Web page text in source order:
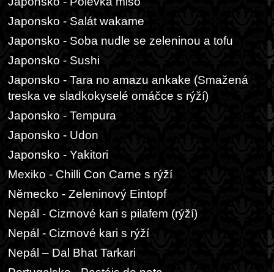
Japonsko - Salát wakame
Japonsko - Soba nudle se zeleninou a tofu
Japonsko - Sushi
Japonsko - Tara no amazu ankake (Smažená
treska ve sladkokyselé omáčce s rýží)
Japonsko - Tempura
Japonsko - Udon
Japonsko - Yakitori
Mexiko - Chilli Con Carne s rýží
Německo - Zeleninový Eintopf
Nepál - Cizrnové kari s pilafem (rýží)
Nepál - Cizrnové kari s rýží
Nepál – Dal Bhat Tarkari